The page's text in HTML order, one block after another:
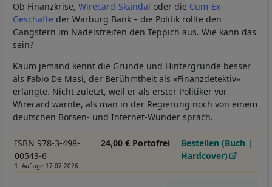
Ob Finanzkrise, Wirecard-Skandal oder die Cum-Ex-
Geschäfte der Warburg Bank – die Politik rollte den
Gangstern im Nadelstreifen den Teppich aus. Wie kann das
sein?
Kaum jemand kennt die Gründe und Hintergründe besser
als Fabio De Masi, der Berühmtheit als «Finanzdetektiv»
erlangte. Nicht zuletzt, weil er als erster Politiker vor
Wirecard warnte, als man in der Regierung noch von einem
deutschen Börsen- und Internet-Wunder sprach.
ISBN 978-3-498-
00543-6
1. Auflage 17.07.2026
24,00 € Portofrei
Bestellen (Buch |
Hardcover)